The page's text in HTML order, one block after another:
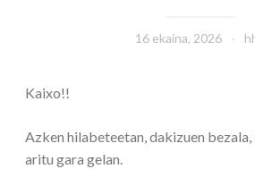
16 ekaina, 2026
Kaixo!!
Azken hilabeteetan, dakizuen
aritu gara gelan.